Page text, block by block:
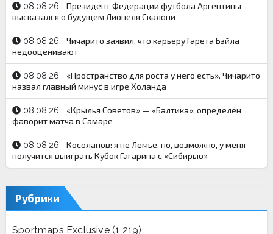
08.08.26
Президент Федерации футбола Аргентины
высказался о будущем Лионеля Скалони
08.08.26
Чичарито заявил, что карьеру Гарета Бэйла
недооценивают
08.08.26
«Пространство для роста у него есть». Чичарито
назвал главный минус в игре Холанда
08.08.26
«Крылья Советов» — «Балтика»: определён
фаворит матча в Самаре
08.08.26
Косолапов: я не Лемье, но, возможно, у меня
получится выиграть Кубок Гагарина с «Сибирью»
Рубрики
Sportmaps Exclusive(1 219)